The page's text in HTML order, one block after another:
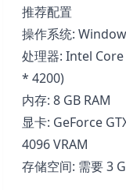
推荐配置
操作系统:
处理器: Intel
* 4200)
内存: 8 GB RAM
显卡: GeForce
4096 VRAM
存储空间: 需要 3